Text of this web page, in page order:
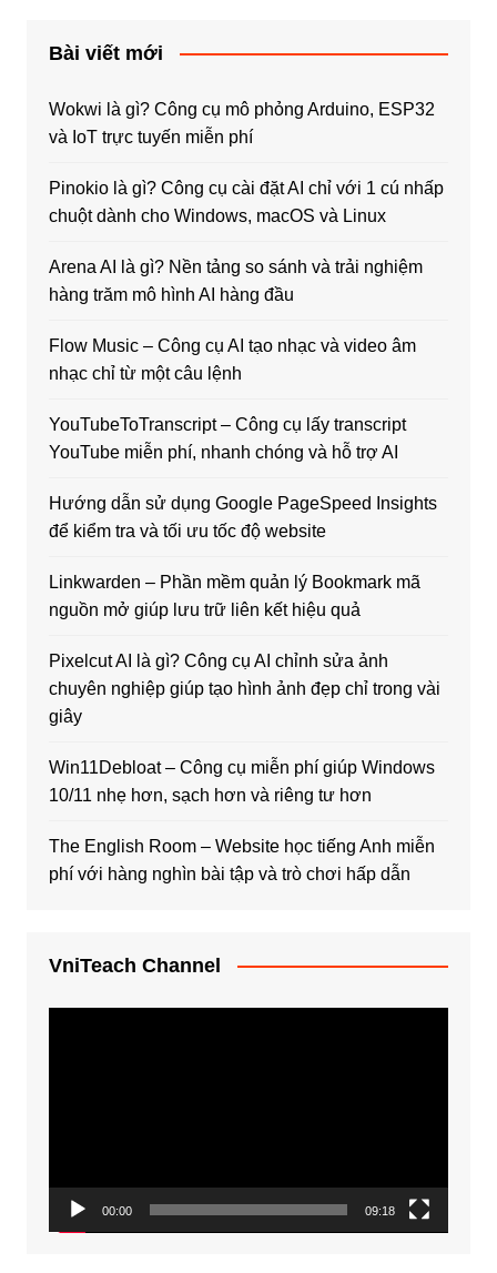
Bài viết mới
Wokwi là gì? Công cụ mô phỏng Arduino, ESP32
và IoT trực tuyến miễn phí
Pinokio là gì? Công cụ cài đặt AI chỉ với 1 cú nhấp
chuột dành cho Windows, macOS và Linux
Arena AI là gì? Nền tảng so sánh và trải nghiệm
hàng trăm mô hình AI hàng đầu
Flow Music – Công cụ AI tạo nhạc và video âm
nhạc chỉ từ một câu lệnh
YouTubeToTranscript – Công cụ lấy transcript
YouTube miễn phí, nhanh chóng và hỗ trợ AI
Hướng dẫn sử dụng Google PageSpeed Insights
để kiểm tra và tối ưu tốc độ website
Linkwarden – Phần mềm quản lý Bookmark mã
nguồn mở giúp lưu trữ liên kết hiệu quả
Pixelcut AI là gì? Công cụ AI chỉnh sửa ảnh
chuyên nghiệp giúp tạo hình ảnh đẹp chỉ trong vài
giây
Win11Debloat – Công cụ miễn phí giúp Windows
10/11 nhẹ hơn, sạch hơn và riêng tư hơn
The English Room – Website học tiếng Anh miễn
phí với hàng nghìn bài tập và trò chơi hấp dẫn
VniTeach Channel
00:00 09:18